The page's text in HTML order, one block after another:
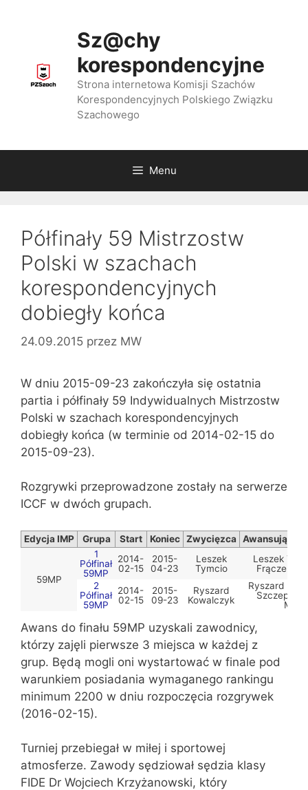
Sz@chy
korespondencyjne
Strona internetowa Komisji Szachów
Korespondencyjnych Polskiego Związku
Szachowego
Menu
Półfinały 59 Mistrzostw
Polski w szachach
korespondencyjnych
dobiegły końca
24.09.2015 przez MW
W dniu 2015-09-23 zakończyła się ostatnia
partia i półfinały 59 Indywidualnych Mistrzostw
Polski w szachach korespondencyjnych
dobiegły końca (w terminie od 2014-02-15 do
2015-09-23).
Rozgrywki przeprowadzone zostały na serwerze
ICCF w dwóch grupach.
Edycja IMP Grupa Start Koniec Zwycięzca Awansujący
59MP
1
Półfinał
59MP
2014-
02-15
2015-
04-23
Leszek
Tymcio
Leszek
Frączek i
2
Półfinał
59MP
2014-
02-15
2015-
09-23
Ryszard
Kowalczyk
Ryszard
Awans do finału 59MP uzyskali zawodnicy,
którzy zajęli pierwsze 3 miejsca w każdej z
grup. Będą mogli oni wystartować w finale pod
warunkiem posiadania wymaganego rankingu
minimum 2200 w dniu rozpoczęcia rozgrywek
(2016-02-15).
Turniej przebiegał w miłej i sportowej
atmosferze. Zawody sędziował sędzia klasy
FIDE Dr Wojciech Krzyżanowski, który